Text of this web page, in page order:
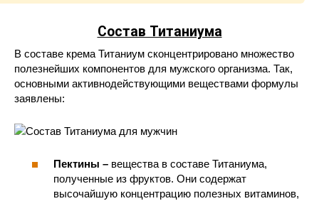
Состав Титаниума
В составе крема Титаниум сконцентрировано множество
полезнейших компонентов для мужского организма. Так,
основными активнодействующими веществами формулы
заявлены:
Пектины – вещества в составе Титаниума,
полученные из фруктов. Они содержат
высочайшую концентрацию полезных витаминов,